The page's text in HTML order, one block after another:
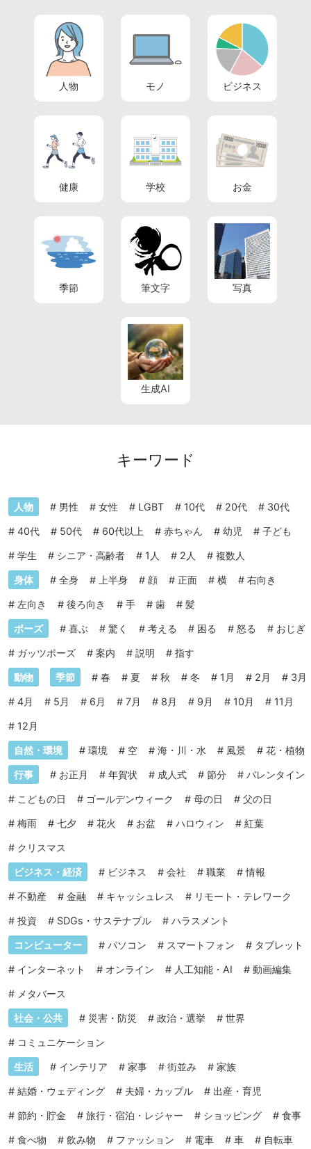
人物 モノ ビジネス
健康 学校 お金
季節 筆文字 写真
生成AI
キーワード
人物 # 男性 # 女性 # LGBT # 10代 # 20代 # 30代
# 40代 # 50代 # 60代以上 # 赤ちゃん # 幼児 # 子ども
# 学生 # シニア・高齢者 # 1人 # 2人 # 複数人
身体 # 全身 # 上半身 # 顔 # 正面 # 横 # 右向き
# 左向き # 後ろ向き # 手 # 歯 # 髪
ポーズ # 喜ぶ # 驚く # 考える # 困る # 怒る # おじぎ
# ガッツポーズ # 案内 # 説明 # 指す
動物 季節 # 春 # 夏 # 秋 # 冬 # 1月 # 2月 # 3月
# 4月 # 5月 # 6月 # 7月 # 8月 # 9月 # 10月 # 11月
# 12月
自然・環境 # 環境 # 空 # 海・川・水 # 風景 # 花・植物
行事 # お正月 # 年賀状 # 成人式 # 節分 # バレンタイン
# こどもの日 # ゴールデンウィーク # 母の日 # 父の日
# 梅雨 # 七夕 # 花火 # お盆 # ハロウィン # 紅葉
# クリスマス
ビジネス・経済 # ビジネス # 会社 # 職業 #情報
# 不動産 # 金融 # キャッシュレス # リモート・テレワーク
# 投資 # SDGs・サステナブル # ハラスメント
コンピューター # パソコン # スマートフォン # タブレット
# インターネット # オンライン # 人工知能・AI # 動画編集
# メタバース
社会・公共 # 災害・防災 # 政治・選挙 # 世界
# コミュニケーション
生活 # インテリア # 家事 # 街並み # 家族
# 結婚・ウェディング # 夫婦・カップル # 出産・育児
# 節約・貯金 # 旅行・宿泊・レジャー # ショッピング # 食事
# 食べ物 # 飲み物 # ファッション # 電車 # 車 # 自転車